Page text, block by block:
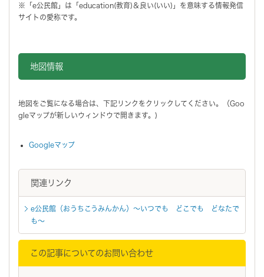
※「e公民館」は「education(教育)＆良い(いい)」を意味する情報発信
サイトの愛称です。
地図情報
地図をご覧になる場合は、下記リンクをクリックしてください。（Goo
gleマップが新しいウィンドウで開きます。)
Googleマップ
関連リンク
e公民館（おうちこうみんかん）～いつでも どこでも どなたで
も～
この記事についてのお問い合わせ